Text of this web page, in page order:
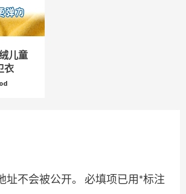
儿童
衣
不会被公开。 必填项已用*标注